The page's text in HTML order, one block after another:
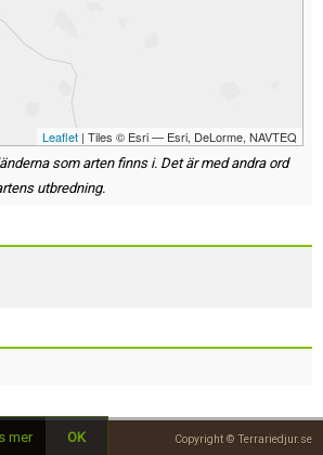
Leaflet | Tiles © Esri — Esri, DeLorme, NAVTEQ
som arten finns i. Det är med andra ord
utbredning.
Copyright © Terrariedjur.se
mer OK